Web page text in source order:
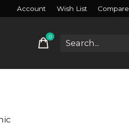
Account Wish List Compare
0items